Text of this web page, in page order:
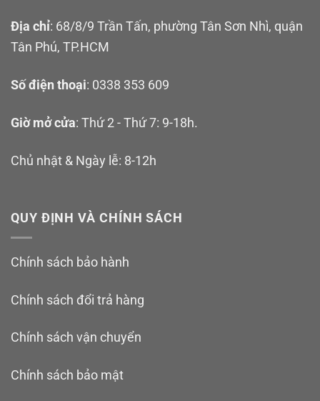
Địa chỉ: 68/8/9 Trần Tấn, phường Tân Sơn Nhì, quận
Tân Phú, TP.HCM
Số điện thoại: 0338 353 609
Giờ mở cửa: Thứ 2 - Thứ 7: 9-18h.
Chủ nhật & Ngày lễ: 8-12h
QUY ĐỊNH VÀ CHÍNH SÁCH
Chính sách bảo hành
Chính sách đổi trả hàng
Chính sách vận chuyển
Chính sách bảo mật